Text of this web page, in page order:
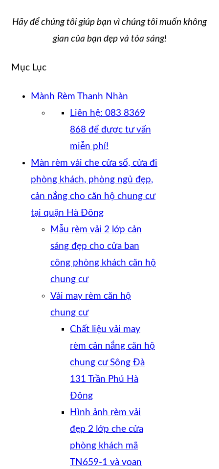
Hãy để chúng tôi giúp bạn vì chúng tôi muốn không
gian của bạn đẹp và tỏa sáng!
Mục Lục
Mành Rèm Thanh Nhàn
Liên hệ: 083 8369
868 để được tư vấn
miễn phí!
Màn rèm vải che cửa sổ, cửa đi
phòng khách, phòng ngủ đẹp,
cản nắng cho căn hộ chung cư
tại quận Hà Đông
Mẫu rèm vải 2 lớp cản
sáng đẹp cho cửa ban
công phòng khách căn hộ
chung cư
Vải may rèm căn hộ
chung cư
Chất liệu vải may
rèm cản nắng căn hộ
chung cư Sông Đà
131 Trần Phú Hà
Đông
Hình ảnh rèm vải
đẹp 2 lớp che cửa
phòng khách mã
TN659-1 và voan